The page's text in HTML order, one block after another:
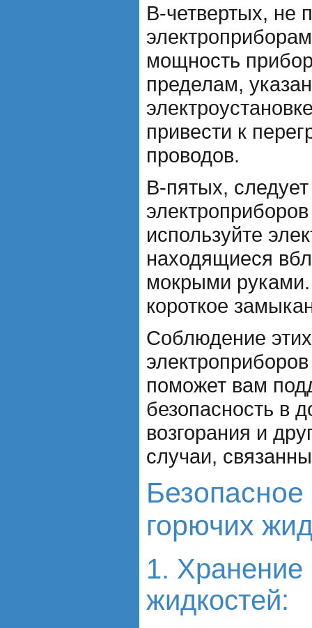
В-четвертых, не
мощность
пределам,
привести к
проводов.
В-пятых, следует
используйте
находящиеся
мокрыми
короткое
Соблюдение
поможет вам
безопасность в
возгорания и
случаи,
горючих
1. Хранение
жидкостей: